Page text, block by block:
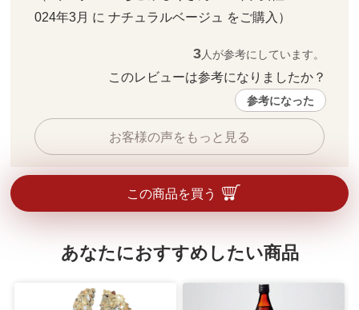
024年3月 に ナチュラルベージュ をご購入）
3人が参考にしています。
このレビューは参考になりましたか？
参考になった
お客様の声をもっと見る
この商品を買う
あなたにおすすめしたい商品